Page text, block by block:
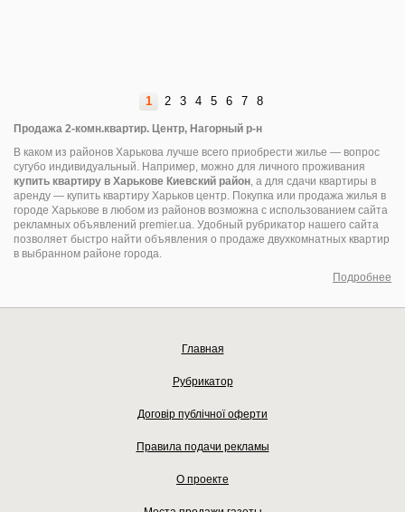
1 2 3 4 5 6 7 8
Продажа 2-комн.квартир. Центр, Нагорный р-н
В каком из районов Харькова лучше всего приобрести жилье — вопрос
сугубо индивидуальный. Например, можно для личного проживания
купить квартиру в Харькове Киевский район, а для сдачи квартиры в
аренду — купить квартиру Харьков центр. Покупка или продажа жилья в
городе Харькове в любом из районов возможна с использованием сайта
рекламных объявлений premier.ua. Удобный рубрикатор нашего сайта
позволяет быстро найти объявления о продаже двухкомнатных квартир
в выбранном районе города.
Подробнее
Главная
Рубрикатор
Договір публічної оферти
Правила подачи рекламы
О проекте